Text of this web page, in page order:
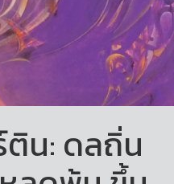
น: ดลถิ่น